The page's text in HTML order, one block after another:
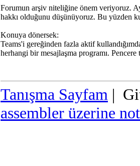
Forumun arşiv niteliğine önem veriyoruz.
hakkı olduğunu düşünüyoruz. Bu yüzden
Konuya dönersek:
Teams'i gereğinden fazla aktif
herhangi bir mesajlaşma programı.
Tanışma Sayfam |
assembler üzerine